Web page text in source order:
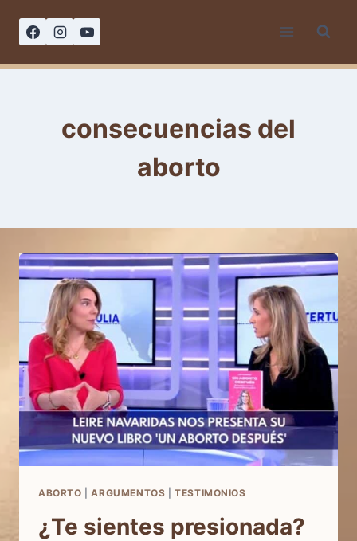
consecuencias del
aborto
ABORTO |ARGUMENTOS |TESTIMONIOS
¿Te sientes presionada?